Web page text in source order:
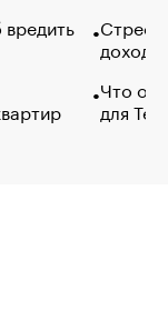
Что
для